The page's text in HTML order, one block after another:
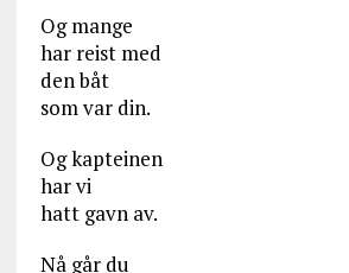
Og mange
har reist med
den båt
som var din.
Og kapteinen
har vi
hatt gavn av.
Nå går du